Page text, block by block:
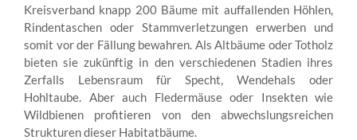
Kreisverband knapp 200 Bäume mit auffallenden Höhlen,
Rindentaschen oder Stammverletzungen erwerben und
somit vor der Fällung bewahren. Als Altbäume oder Totholz
bieten sie zukünftig in den verschiedenen Stadien ihres
Zerfalls Lebensraum für Specht, Wendehals oder
Hohltaube. Aber auch Fledermäuse oder Insekten wie
Wildbienen profitieren von den abwechslungsreichen
Strukturen dieser Habitatbäume.